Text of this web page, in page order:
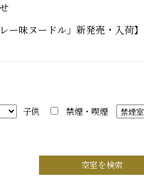
ー味ヌードル」新発売・入荷
子供 禁煙・喫煙
空室を検索